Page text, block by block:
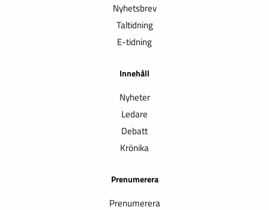
Nyhetsbrev
Taltidning
E-tidning
Innehåll
Nyheter
Ledare
Debatt
Krönika
Prenumerera
Prenumerera